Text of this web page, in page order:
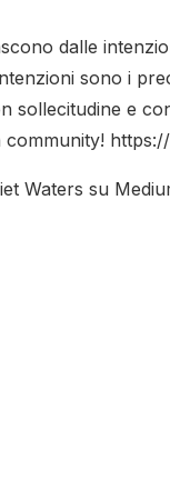
dalle
sono i
sollecitudine e
https://
Waters su